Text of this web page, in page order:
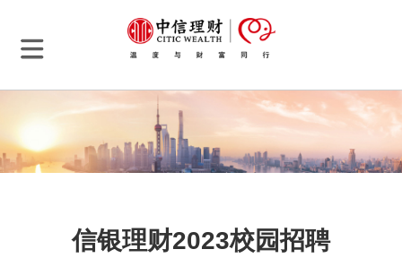
首页
信息披露
公募产品公告
投资者保护
净值查询信银理财2023校园招聘